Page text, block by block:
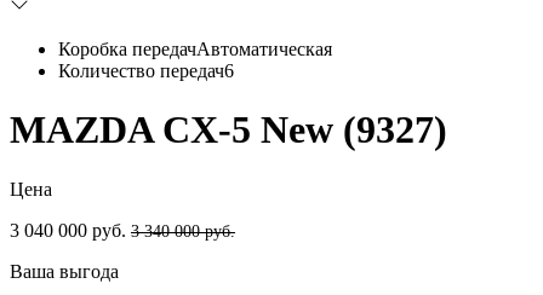
Коробка передачАвтоматическая
Количество передач6
MAZDA CX-5 New (9327)
Цена
3 040 000 руб. 3 340 000 руб.
Ваша выгода